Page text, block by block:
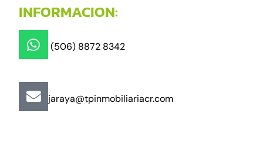
INFORMACION:
(506) 8872 8342
jaraya@tpinmobiliariacr.com